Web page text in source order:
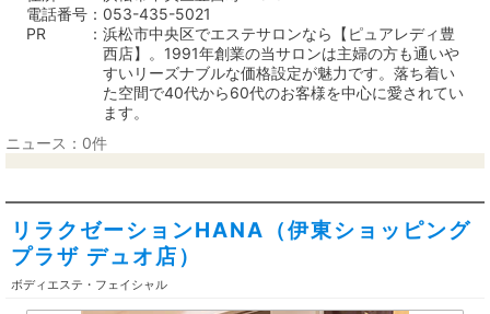
電話番号
053-435-5021
PR
浜松市中央区でエステサロンなら【ピュアレディ豊
西店】。1991年創業の当サロンは主婦の方も通いや
すいリーズナブルな価格設定が魅力です。落ち着い
た空間で40代から60代のお客様を中心に愛されてい
ます。
ニュース：0件
リラクゼーションHANA（伊東ショッピング
プラザ デュオ店）
ボディエステ・フェイシャル